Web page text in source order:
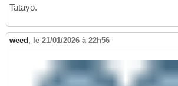
Tatayo.
weed , le 21/01/2026 à 22h56